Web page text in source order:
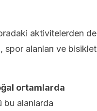
aktivitelerden de
spor alanları ve bisiklet
ortamlarda
bu alanlarda